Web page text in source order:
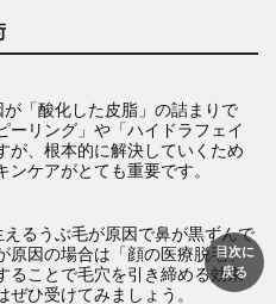
「酸化した皮脂」の詰まりで
ーリング」や「ハイドラフェイ
が、根本的に解決していくため
ケアがとても重要です。
るうぶ毛が原因で鼻が黒ずんで
原因の場合は「顔の医療脱毛」
ることで毛穴を引き締める効果
ひ受けてみましょう。
目次に
戻る